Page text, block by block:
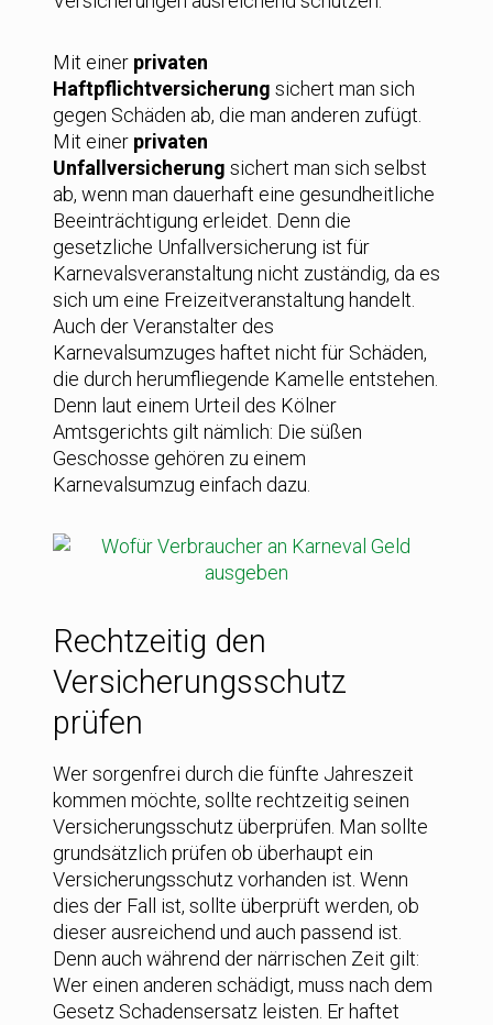
Mit einer privaten
Haftpflichtversicherung sichert man sich
gegen Schäden ab, die man anderen zufügt.
Mit einer privaten
Unfallversicherung sichert man sich selbst
ab, wenn man dauerhaft eine gesundheitliche
Beeinträchtigung erleidet. Denn die
gesetzliche Unfallversicherung ist für
Karnevalsveranstaltung nicht zuständig, da es
sich um eine Freizeitveranstaltung handelt.
Auch der Veranstalter des
Karnevalsumzuges haftet nicht für Schäden,
die durch herumfliegende Kamelle entstehen.
Denn laut einem Urteil des Kölner
Amtsgerichts gilt nämlich: Die süßen
Geschosse gehören zu einem
Karnevalsumzug einfach dazu.
Rechtzeitig den
Versicherungsschutz
prüfen
Wer sorgenfrei durch die fünfte Jahreszeit
kommen möchte, sollte rechtzeitig seinen
Versicherungsschutz überprüfen. Man sollte
grundsätzlich prüfen ob überhaupt ein
Versicherungsschutz vorhanden ist. Wenn
dies der Fall ist, sollte überprüft werden, ob
dieser ausreichend und auch passend ist.
Denn auch während der närrischen Zeit gilt:
Wer einen anderen schädigt, muss nach dem
Gesetz Schadensersatz leisten. Er haftet